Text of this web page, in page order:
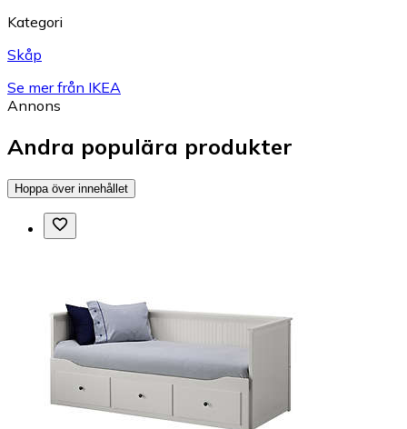
Kategori
Skåp
Se mer från IKEA
Annons
Andra populära produkter
Hoppa över innehållet